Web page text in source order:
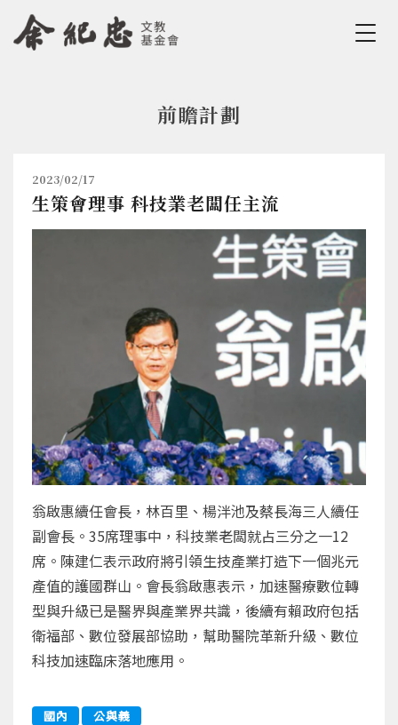
Jump to Navigation
Jump to Main content
前瞻計劃
2023/02/17
生策會理事 科技業老闆任主流
翁啟惠續任會長，林百里、楊泮池及蔡長海三人續任
副會長。35席理事中，科技業老闆就占三分之一12
席。陳建仁表示政府將引領生技產業打造下一個兆元
產值的護國群山。會長翁啟惠表示，加速醫療數位轉
型與升級已是醫界與產業界共識，後續有賴政府包括
衛福部、數位發展部協助，幫助醫院革新升級、數位
科技加速臨床落地應用。
國內 公與義